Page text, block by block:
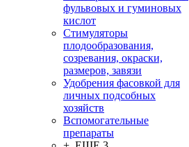
фульвовых и гуминовых
кислот
Стимуляторы
плодообразования,
созревания, окраски,
размеров, завязи
Удобрения фасовкой для
личных подсобных
хозяйств
Вспомогательные
препараты